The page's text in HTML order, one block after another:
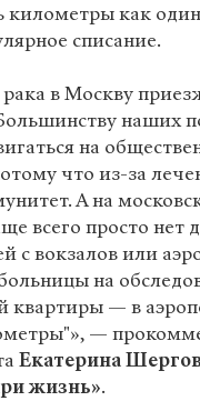
километры как
списание.
в Москву
наших
на
что из-за
А на
всего просто нет
с вокзалов или
на
квартиры — в
—
Екатерина
жизнь».